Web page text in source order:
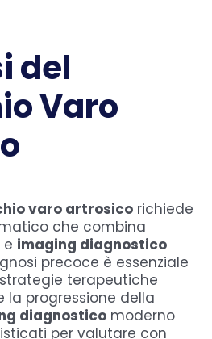
del
Varo
varo artrosico richiede
che combina
imaging diagnostico
precoce è essenziale
terapeutiche
la progressione della
diagnostico moderno
per valutare con